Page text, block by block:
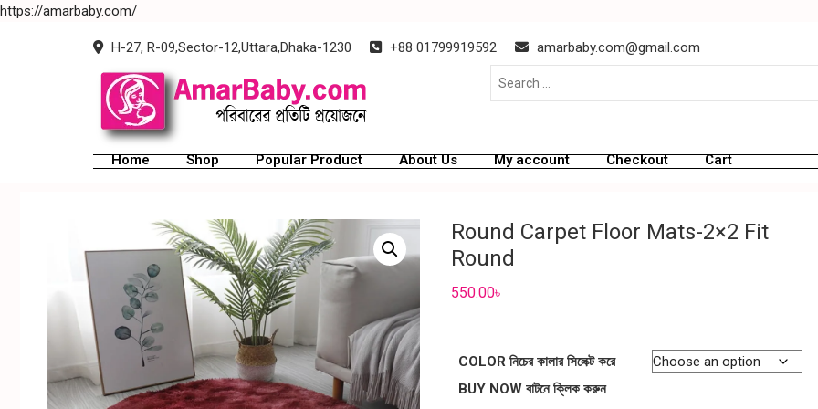
https://amarbaby.com/
H-27, R-09,Sector-12,Uttara,Dhaka-1230 +88 01799919592 amarbaby.com@gmail.com
Home Shop Popular Product About Us My account Checkout Cart
Round Carpet Floor Mats-2×2 Fit
Round
550.00৳
COLOR নিচের কালার সিলেক্ট করে
BUY NOW বাটনে ক্লিক করুন